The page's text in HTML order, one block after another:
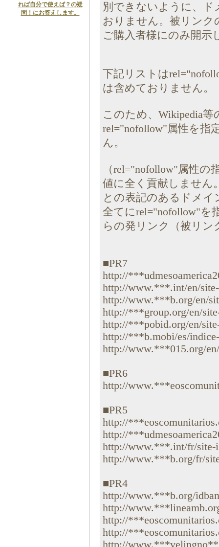
れば自分で使えば？の疑
問！にお答えします。
別できないように、ド
おりません。被リンク
ご購入者様にのみ開示
下記リストは
は含めておりません。
このため、Wikipedia
rel="nofollow"属性を指
ん。
（rel="nofollow"属性
値に全く貢献しません
との表記のあるドメ
全てにrel="nofollow"を
らの発リンク（被リン
■PR7
http://
http://www.***.int/en/
http://www.***b.org/en/
http://***group.org/en/
http://***pobid.org/en/
http://***b.mobi/es/
http://www.***015.org/
■PR6
http://
■PR5
http://
http://
http://www.***.int/fr/site-
http://www.***b.org/fr/
■PR4
http://www.***b.org/
http://
http://
http://